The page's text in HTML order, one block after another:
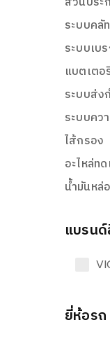
ระบบคลั
ระบบเบ
แบตเตอ
ระบบส่ง
ระบบคว
ไส้กรอง
อะไหล่ท
น้ำมันหล่
แบรน
ยี่ห้อรถ